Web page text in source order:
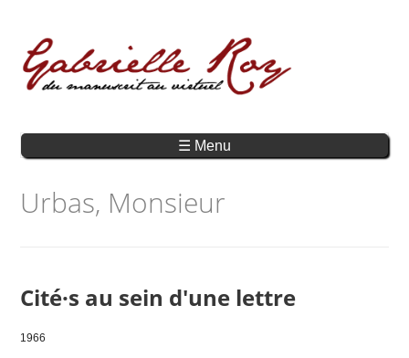
☰ Menu
Urbas, Monsieur
Cité·s au sein d'une lettre
1966